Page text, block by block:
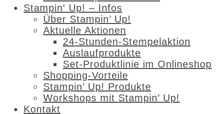
Stampin‘ Up! – Infos
Über Stampin’ Up!
Aktuelle Aktionen
24-Stunden-Stempelaktion
Auslaufprodukte
Set-Produktlinie im Onlineshop
Shopping-Vorteile
Stampin’ Up! Produkte
Workshops mit Stampin’ Up!
Kontakt